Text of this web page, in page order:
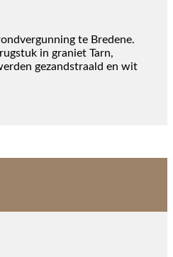
te Bredene.
in graniet Tarn,
gezandstraald en wit